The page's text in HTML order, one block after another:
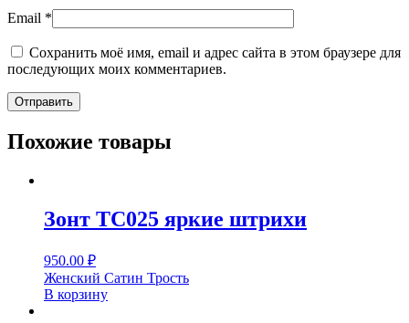
Email *
Сохранить моё имя, email и адрес сайта в этом браузере для
последующих моих комментариев.
Похожие товары
Зонт ТС025 яркие штрихи
950.00 ₽
Женский Сатин Трость
В корзину